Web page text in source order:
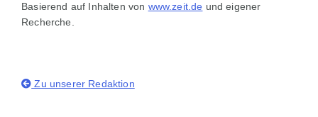
Basierend auf Inhalten von www.zeit.de und eigener
Recherche.
Zu unserer Redaktion